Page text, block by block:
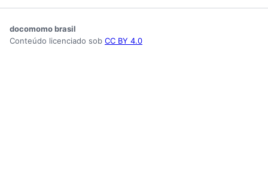
docomomo brasil
Conteúdo licenciado sob CC BY 4.0